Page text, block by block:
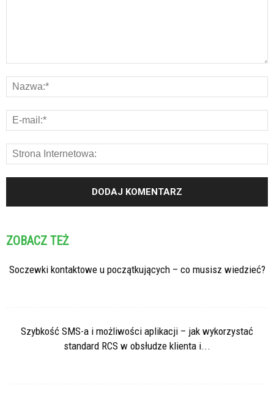
ZOBACZ TEŻ
Soczewki kontaktowe u początkujących – co musisz wiedzieć?
Szybkość SMS-a i możliwości aplikacji – jak wykorzystać
standard RCS w obsłudze klienta i...